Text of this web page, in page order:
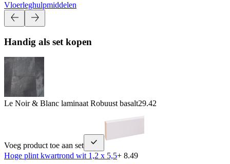
Vloerleghulpmiddelen
Handig als set kopen
Le Noir & Blanc laminaat Robuust basalt29.42
Voeg product toe aan set
Hoge plint kwartrond wit 1,2 x 5,5+ 8.49